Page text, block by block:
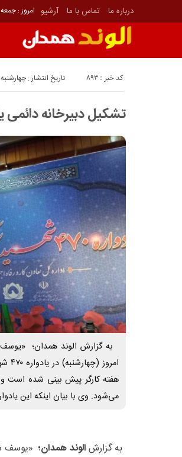
درباره ما تماس با ما آرشیو امروز : جمعه, ۱۶ مرداد ,
تاریخ انتشار : چهارشنبه 26 آوریل 2023 - 13:28 کد خبر : 893
تشکیل دبیرخانه دائمی
به گزارش الوند همدان؛
هفته کارگر پیش بینی شده است و
می‌شود. وی با بیان اینکه این
به گزارشالوند همدان؛ «یوسف